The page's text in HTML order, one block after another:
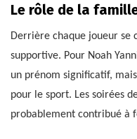
Le rôle de la
Derrière chaque joueur se
supportive. Pour Noah
un prénom significatif,
pour le sport. Les soirées
probablement contribué à